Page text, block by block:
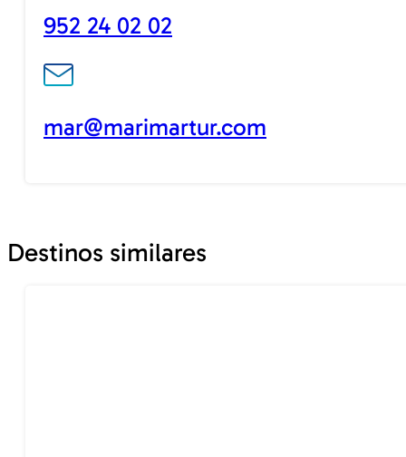
952 24 02 02
mar@marimartur.com
Destinos similares